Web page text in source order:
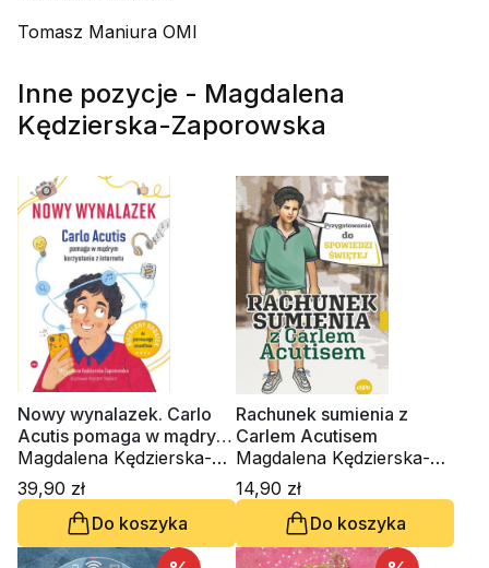
Tomasz Maniura OMI
Inne pozycje - Magdalena
Kędzierska-Zaporowska
Nowy wynalazek. Carlo
Acutis pomaga w mądrym
korzystaniu z internetu
Magdalena Kędzierska-
Zaporowska
39,90 zł
Do koszyka
Rachunek sumienia z
Carlem Acutisem
Magdalena Kędzierska-
Zaporowska
14,90 zł
Do koszyka